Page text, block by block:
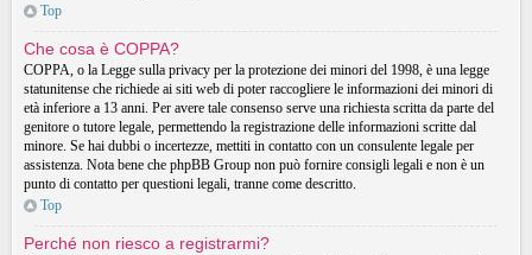
Top
Che cosa è COPPA?
COPPA, o la Legge sulla privacy per la protezione dei minori del 1998, è una legge
statunitense che richiede ai siti web di poter raccogliere le informazioni dei minori di
età inferiore a 13 anni. Per avere tale consenso serve una richiesta scritta da parte del
genitore o tutore legale, permettendo la registrazione delle informazioni scritte dal
minore. Se hai dubbi o incertezze, mettiti in contatto con un consulente legale per
assistenza. Nota bene che phpBB Group non può fornire consigli legali e non è un
punto di contatto per questioni legali, tranne come descritto.
Top
Perché non riesco a registrarmi?